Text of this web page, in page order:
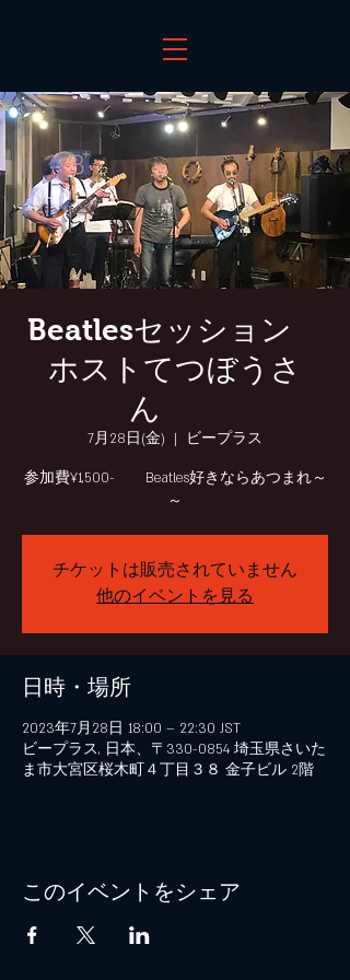
Beatlesセッション
ホストてつぼうさ
ん
7月28日(金)
  |
ビープラス
参加費¥1,500- Beatles好きならあつまれ～
～
チケットは販売されていません
他のイベントを見る
日時・場所
2023年7月28日 18:00 – 22:30 JST
ビープラス, 日本、〒330-0854 埼玉県さいた
ま市大宮区桜木町４丁目３８ 金子ビル 2階
このイベントをシェア